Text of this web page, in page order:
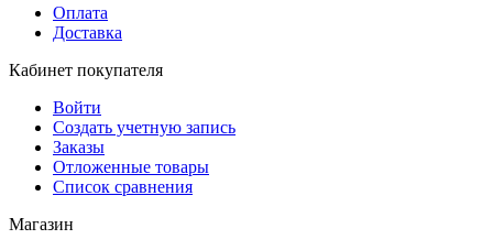
Оплата
Доставка
Кабинет покупателя
Войти
Создать учетную запись
Заказы
Отложенные товары
Список сравнения
Магазин